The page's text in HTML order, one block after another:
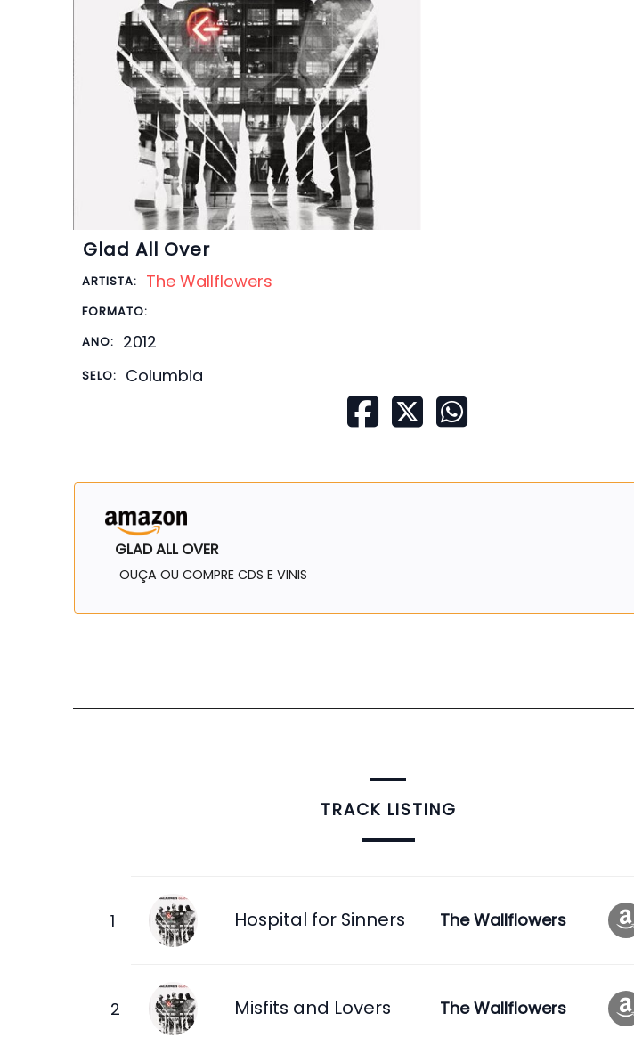
Glad All Over
ARTISTA: The Wallflowers
FORMATO:
ANO:
2012
SELO: Columbia
GLAD ALL OVER
OUÇA OU COMPRE CDS E VINIS
TRACK LISTING
Hospital for Sinners The Wallflowers
Misfits and Lovers The Wallflowers